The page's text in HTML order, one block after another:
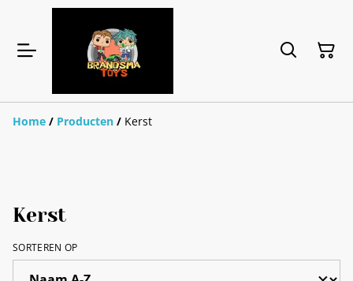
Home / Producten / Kerst
Kerst
SORTEREN OP